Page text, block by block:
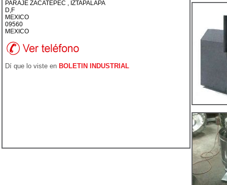
PARAJE ZACATEPEC , IZTAPALAPA
D,F
MEXICO
09560
MEXICO
Dí que lo viste en BOLETIN INDUSTRIAL